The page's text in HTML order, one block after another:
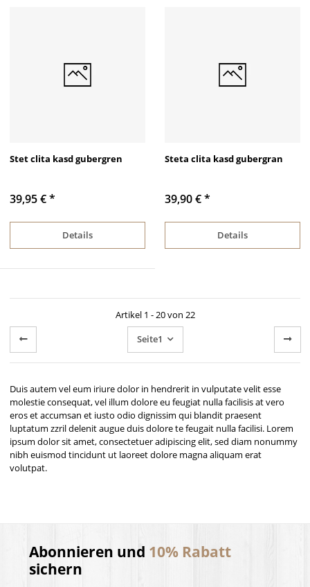
Stet clita kasd gubergren
39,95 €*
Details
Steta clita kasd gubergran
39,90 €*
Details
Artikel 1 - 20 von 22
Seite1
Duis autem vel eum iriure dolor in hendrerit in vulputate velit esse
molestie consequat, vel illum dolore eu feugiat nulla facilisis at vero
eros et accumsan et iusto odio dignissim qui blandit praesent
luptatum zzril delenit augue duis dolore te feugait nulla facilisi. Lorem
ipsum dolor sit amet, consectetuer adipiscing elit, sed diam nonummy
nibh euismod tincidunt ut laoreet dolore magna aliquam erat
volutpat.
Abonnieren und 10% Rabatt
sichern